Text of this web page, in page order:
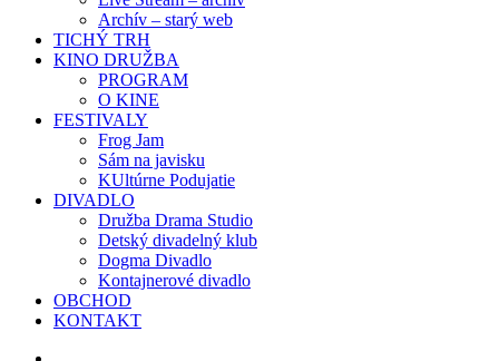
Archív – starý web
TICHÝ TRH
KINO DRUŽBA
PROGRAM
O KINE
FESTIVALY
Frog Jam
Sám na javisku
KUltúrne Podujatie
DIVADLO
Družba Drama Studio
Detský divadelný klub
Dogma Divadlo
Kontajnerové divadlo
OBCHOD
KONTAKT